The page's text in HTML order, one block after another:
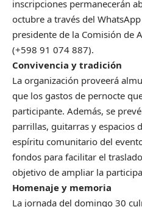
inscripciones permanecerán
octubre a través del
presidente de la Comisión de
(+598 91 074 887).
Convivencia y tradición
La organización proveerá
que los gastos de pernocte
participante. Además, se
parrillas, guitarras y espacios
espíritu comunitario del
fondos para facilitar el
objetivo de ampliar la
Homenaje y memoria
La jornada del domingo 30